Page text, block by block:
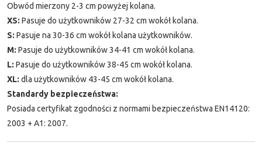
Obwód mierzony 2-3 cm powyżej kolana.
XS: Pasuje do użytkowników 27-32 cm wokół kolana.
S: Pasuje na 30-36 cm wokół kolana użytkowników.
M: Pasuje do użytkowników 34-41 cm wokół kolana.
L: Pasuje do użytkowników 38-45 cm wokół kolana.
XL: dla użytkowników 43-45 cm wokół kolana.
Standardy bezpieczeństwa:
Posiada certyfikat zgodności z normami bezpieczeństwa EN14120:
2003 + A1: 2007.